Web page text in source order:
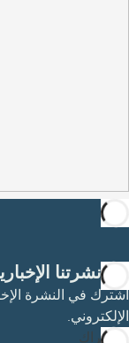
مع نشرتنا
اشترك في النشرة
الإلكتروني.
الاشتراك